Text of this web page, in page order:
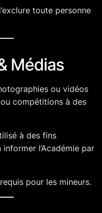
toute personne
Médias
ou vidéos
compétitions à des
à des fins
l’Académie par
pour les mineurs.